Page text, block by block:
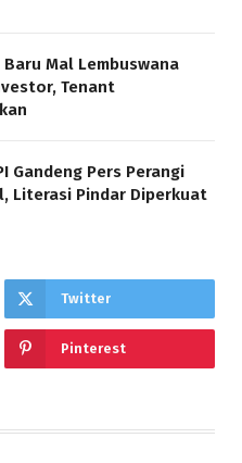
Mal Lembuswana
Tenant
Gandeng Pers Perangi
Literasi Pindar Diperkuat
Twitter
Pinterest